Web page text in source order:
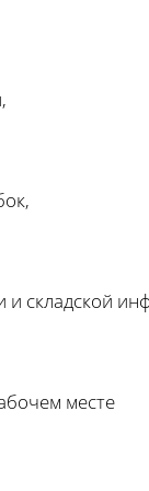
и складской
месте